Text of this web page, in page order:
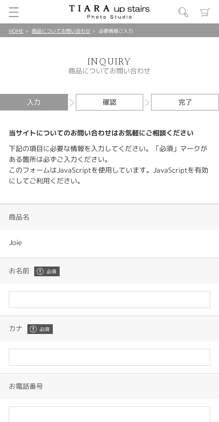
HOME 商品についてお問い合わせ 必要情報ご入力
INQUIRY
商品についてお問い合わせ
入力 確認 完了
当サイトについてのお問い合わせはお気軽にご相談ください
下記の項目に必要な情報を入力してください。「必須」マークが
ある箇所は必ずご入力ください。
このフォームはJavaScriptを使用しています。JavaScriptを有効
にしてご利用ください。
商品名
Joie
お名前
カナ
お電話番号